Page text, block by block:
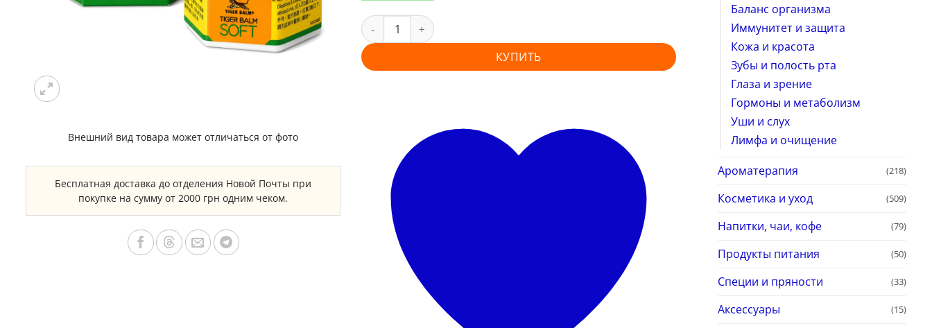
Баланс организма
Иммунитет и защита
Кожа и красота
Зубы и полость рта
Глаза и зрение
Гормоны и метаболизм
Уши и слух
Лимфа и очищение
Ароматерапия
(218)
Косметика и уход (509)
Напитки, чаи, кофе (79)
Продукты питания (50)
Специи и пряности (33)
Аксессуары (15)
Внешний вид товара может отличаться от фото
Бесплатная доставка до отделения Новой Почты при
покупке на сумму от 2000 грн одним чеком.
КУПИТЬ